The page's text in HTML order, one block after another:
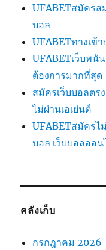
UFABETสมัคร
บอล
UFABETทางเข้
UFABETเว็บพนั
ต้องการมากที่สุด
สมัครเว็บบอลตร
ไม่ผ่านเอเย่นต์
UFABETสมัคร
บอล เว็บบอลออ
คลังเก็บ
กรกฎาคม 2026